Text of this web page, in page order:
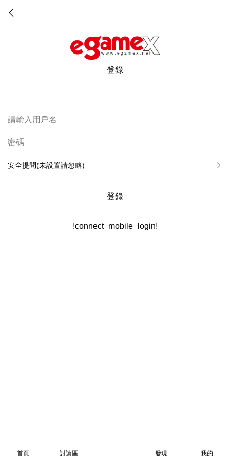
登錄
安全提問(未設置請忽略)
登錄
!connect_mobile_login!
首頁 討論區 發現 我的